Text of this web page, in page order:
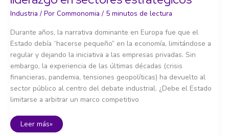
Industria / Por Commonomia / 5 minutos de lectura
Durante años, la narrativa dominante en Europa fue que el
Estado debía “hacerse pequeño” en la economía, limitándose a
regular y dejando la iniciativa a las empresas privadas. Sin
embargo, la experiencia de las últimas décadas (crisis
financieras, pandemia, tensiones geopolíticas) ha devuelto al
sector público al centro del debate industrial. ¿Debe el Estado
limitarse a arbitrar un marco competitivo
El
papel
Leer más»